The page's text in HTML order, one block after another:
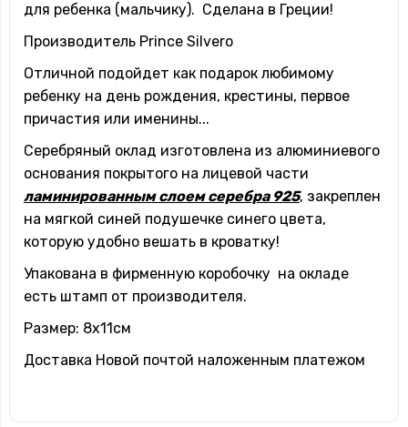
для ребенка (мальчику). Сделана в Греции!
Производитель Prince Silvero
Отличной подойдет как подарок любимому
ребенку на день рождения, крестины, первое
причастия или именины...
Серебряный оклад изготовлена из алюминиевого
основания покрытого на лицевой части
ламинированным слоем серебра 925, закреплен
на мягкой синей подушечке синего цвета,
которую удобно вешать в кроватку!
Упакована в фирменную коробочку на окладе
есть штамп от производителя.
Размер: 8х11см
Доставка Новой почтой наложенным платежом